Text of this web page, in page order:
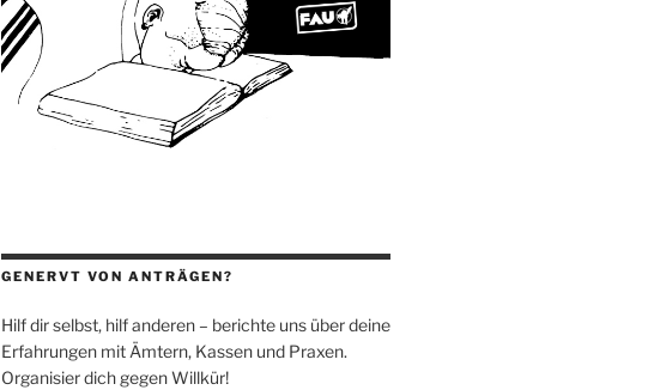
GENERVT VON ANTRÄGEN?
Hilf dir selbst, hilf anderen – berichte uns über deine
Erfahrungen mit Ämtern, Kassen und Praxen.
Organisier dich gegen Willkür!